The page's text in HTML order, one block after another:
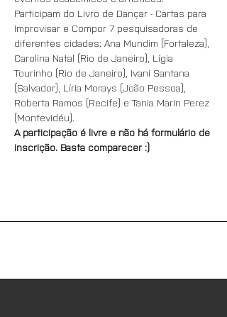
Participam do Livro de Dançar - Cartas para
Improvisar e Compor 7 pesquisadoras de
diferentes cidades: Ana Mundim (Fortaleza),
Carolina Natal (Rio de Janeiro), Lígia
Tourinho (Rio de Janeiro), Ivani Santana
(Salvador), Líria Morays (João Pessoa),
Roberta Ramos (Recife) e Tania Marin Perez
(Montevidéu).
A participação é livre e não há formulário de
inscrição. Basta comparecer :)